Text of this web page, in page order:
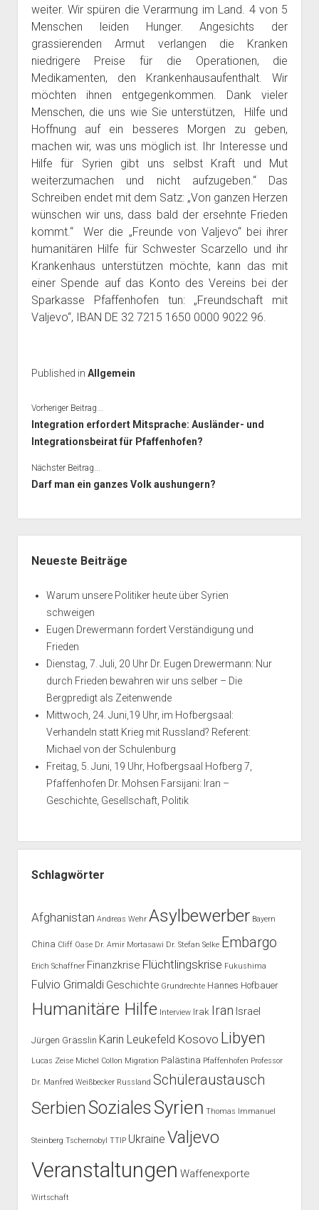
weiter. Wir spüren die Verarmung im Land. 4 von 5
Menschen leiden Hunger. Angesichts der
grassierenden Armut verlangen die Kranken
niedrigere Preise für die Operationen, die
Medikamenten, den Krankenhausaufenthalt. Wir
möchten ihnen entgegenkommen. Dank vieler
Menschen, die uns wie Sie unterstützen, Hilfe und
Hoffnung auf ein besseres Morgen zu geben,
machen wir, was uns möglich ist. Ihr Interesse und
Hilfe für Syrien gibt uns selbst Kraft und Mut
weiterzumachen und nicht aufzugeben.“ Das
Schreiben endet mit dem Satz: „Von ganzen Herzen
wünschen wir uns, dass bald der ersehnte Frieden
kommt.“ Wer die „Freunde von Valjevo“ bei ihrer
humanitären Hilfe für Schwester Scarzello und ihr
Krankenhaus unterstützen möchte, kann das mit
einer Spende auf das Konto des Vereins bei der
Sparkasse Pfaffenhofen tun: „Freundschaft mit
Valjevo“, IBAN DE 32 7215 1650 0000 9022 96.
Published in Allgemein
Vorheriger Beitrag...
Integration erfordert Mitsprache: Ausländer- und
Integrationsbeirat für Pfaffenhofen?
Nächster Beitrag...
Darf man ein ganzes Volk aushungern?
Neueste Beiträge
Warum unsere Politiker heute über Syrien
schweigen
Eugen Drewermann fordert Verständigung und
Frieden
Dienstag, 7. Juli, 20 Uhr Dr. Eugen Drewermann: Nur
durch Frieden bewahren wir uns selber – Die
Bergpredigt als Zeitenwende
Mittwoch, 24. Juni,19 Uhr, im Hofbergsaal:
Verhandeln statt Krieg mit Russland? Referent:
Michael von der Schulenburg
Freitag, 5. Juni, 19 Uhr, Hofbergsaal Hofberg 7,
Pfaffenhofen Dr. Mohsen Farsijani: Iran –
Geschichte, Gesellschaft, Politik
Schlagwörter
Afghanistan Andreas Wehr Asylbewerber Bayern
China Cliff Oase Dr. Amir Mortasawi Dr. Stefan Selke Embargo
Erich Schaffner Finanzkrise Flüchtlingskrise Fukushima
Fulvio Grimaldi Geschichte Grundrechte Hannes Hofbauer
Humanitäre Hilfe Interview Irak Iran Israel
Jürgen Grässlin Karin Leukefeld Kosovo Libyen
Lucas Zeise Michel Collon Migration Palästina Pfaffenhofen Professor
Dr. Manfred Weißbecker Russland Schüleraustausch
SerbienSoziales Syrien Thomas Immanuel
Steinberg Tschernobyl TTIP Ukraine Valjevo
Veranstaltungen Waffenexporte
Wirtschaft